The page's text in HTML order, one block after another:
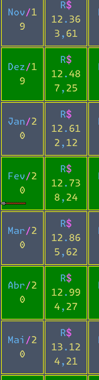
Nov/1
9
R$
12.36
3,61
Dez/1
9
R$
12.48
7,25
Jan/2
0
R$
12.61
2,12
Fev/2
0
R$
12.73
8,24
Mar/2
0
R$
12.86
5,62
Abr/2
0
R$
12.99
4,27
Mai/2
0
R$
13.12
4,21